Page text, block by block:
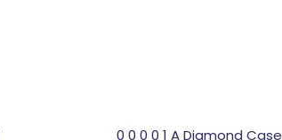
0 0 0 0 1 A Diamond Case